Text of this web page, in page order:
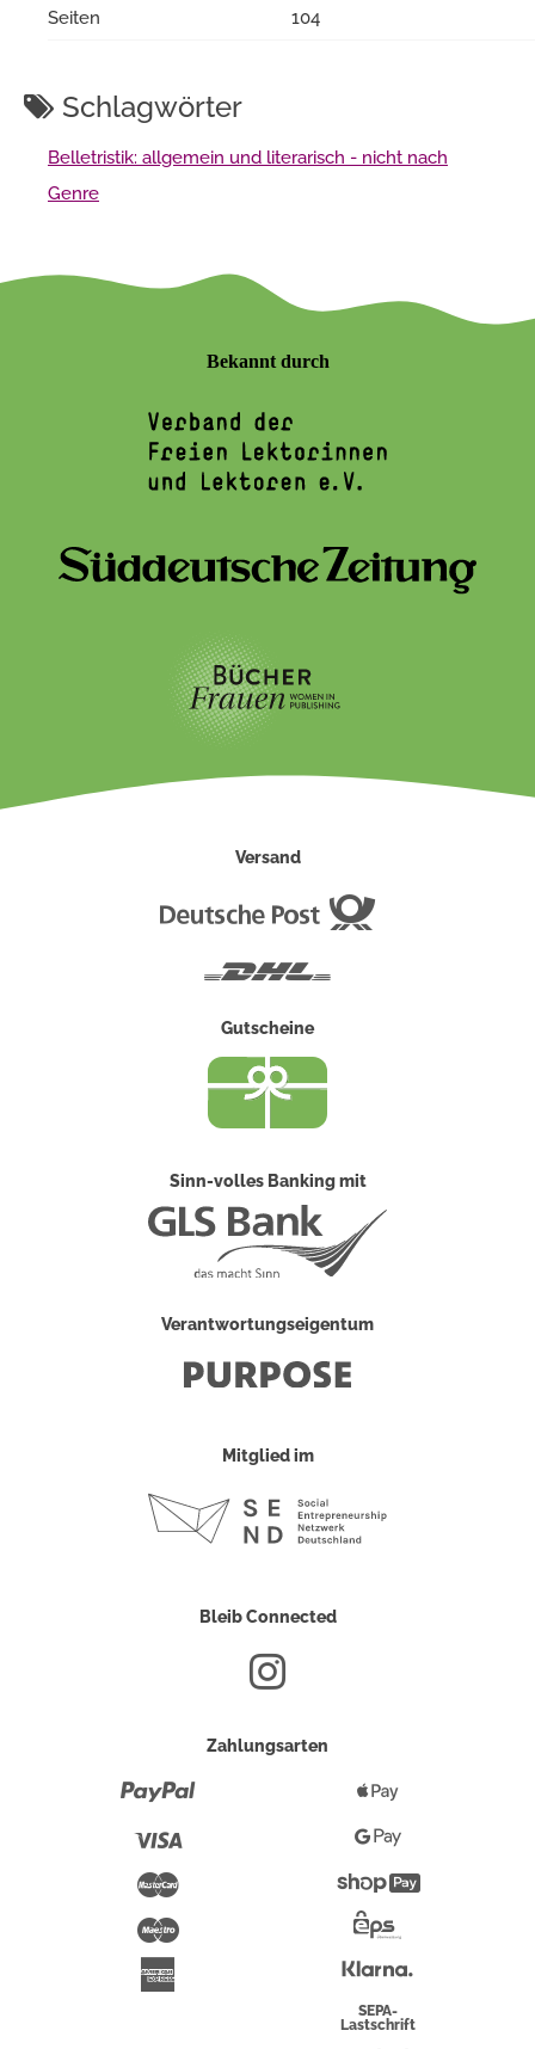
Seiten 104
Schlagwörter
Belletristik: allgemein und literarisch - nicht nach
Genre
Bekannt durch
Versand
Gutscheine
Sinn-volles Banking mit
Verantwortungseigentum
Mitglied im
Bleib Connected
Zahlungsarten
Maestro
Pay
Google
PayShopify
Überweisung
SEPA-
Lastschrift